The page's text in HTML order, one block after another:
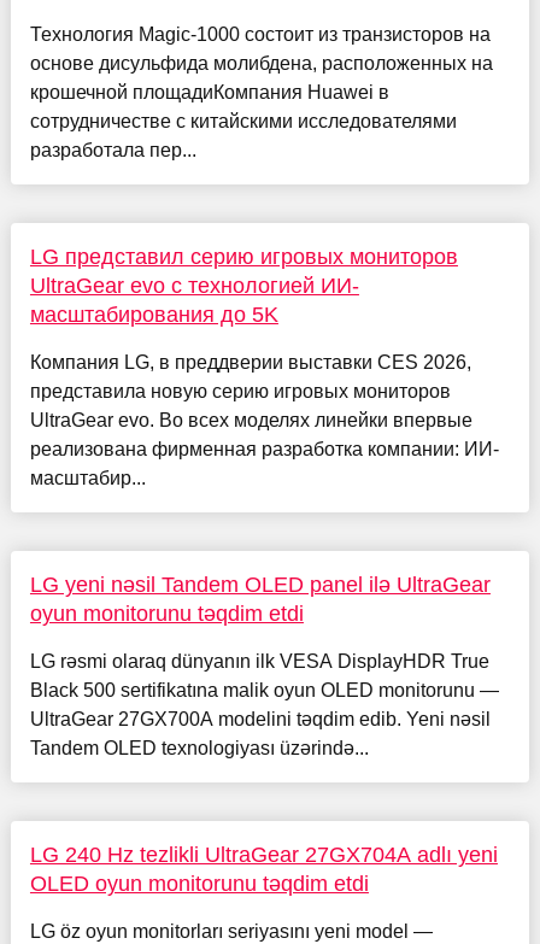
Технология Magic-1000 состоит из транзисторов на
основе дисульфида молибдена, расположенных на
крошечной площадиКомпания Huawei в
сотрудничестве с китайскими исследователями
разработала пер...
LG представил серию игровых мониторов
UltraGear evo с технологией ИИ-
масштабирования до 5K
Компания LG, в преддверии выставки CES 2026,
представила новую серию игровых мониторов
UltraGear evo. Во всех моделях линейки впервые
реализована фирменная разработка компании: ИИ-
масштабир...
LG yeni nəsil Tandem OLED panel ilə UltraGear
oyun monitorunu təqdim etdi
LG rəsmi olaraq dünyanın ilk VESA DisplayHDR True
Black 500 sertifikatına malik oyun OLED monitorunu —
UltraGear 27GX700A modelini təqdim edib. Yeni nəsil
Tandem OLED texnologiyası üzərində...
LG 240 Hz tezlikli UltraGear 27GX704A adlı yeni
OLED oyun monitorunu təqdim etdi
LG öz oyun monitorları seriyasını yeni model —